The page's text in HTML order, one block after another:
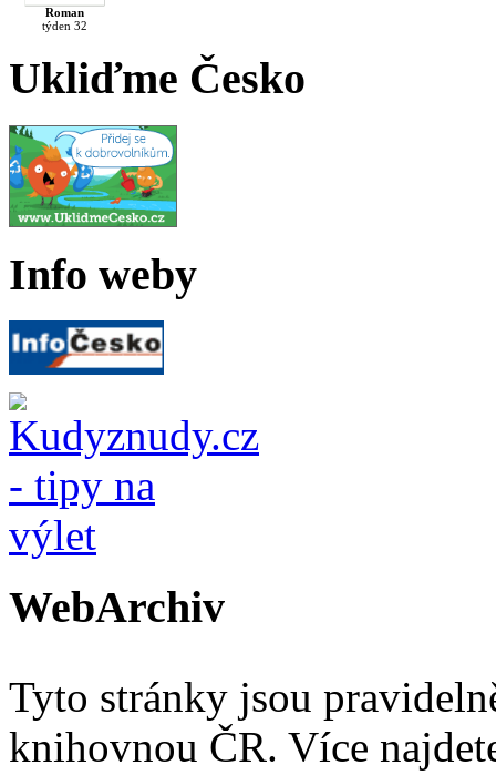
Roman
týden 32
Ukliďme Česko
Info weby
WebArchiv
Tyto stránky jsou
knihovnou ČR. Více